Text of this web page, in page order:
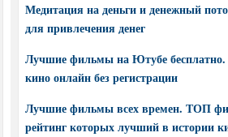
Медитация на деньги и денежный
для привлечения денег
Лучшие фильмы на Ютубе бесплатно.
кино онлайн без регистрации
Лучшие фильмы всех времен. ТОП
рейтинг которых лучший в истории